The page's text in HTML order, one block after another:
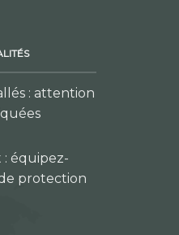
: attention
: équipez-
protection